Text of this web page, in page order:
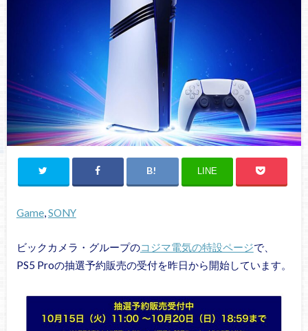
LINE
Game, SONY
ビックカメラ・グループのコジマ電気の特設ページで、
PS5 Proの抽選予約販売の受付を昨日から開始しています。